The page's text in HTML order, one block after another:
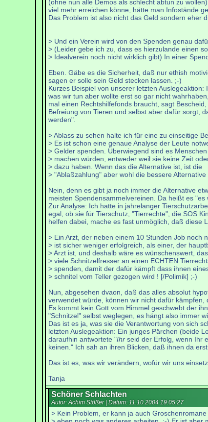
(ohne nun alle Demos als schlecht abtun zu
viel mehr erreichen könne, hätte man Infostände
Das Problem ist also nicht das Geld sondern eher
> Und ein Verein wird von den Spenden genau
> (Leider gebe ich zu, dass es hierzulande einen
> Idealverein noch nicht wirklich gibt) In einer
Eben. Gäbe es die Sicherheit, daß nur ethish
sagen er solle sein Geld stecken lassen. ;-)
Kurzes Beispiel von unserer letzten
was wir tun aber wollte erst so gar nicht
mal einen Rechtshilfefonds braucht, sagt
Befreiung von Tieren und selbst aber dafür sorgt,
werden".
> Ablass zu sehen halte ich für eine zu einseitige
> Es ist schon eine genaue Analyse der Leute
> Gelder spenden. Überwiegend sind es
> machen würden, entweder weil sie keine Zeit
> dazu haben. Wenn das die Alternative ist, ist die
> "Ablaßzahlung" aber wohl die bessere Alternative
Nein, denn es gibt ja noch immer die Alternative
meisten Spendensammelvereinen. Da heißt es
Zur Analyse: Ich hatte in jahrelanger
egal, ob sie für Tierschutz, "Tierrechte", die SOS
helfen dabei, mache es fast unmöglich, daß diese
> Ein Arzt, der neben einem 10 Stunden Job noch
> ist sicher weniger erfolgreich, als einer, der
> Arzt ist, und deshalb wäre es wünschenswert,
> viele Schnitzelfresser an einen ECHTEN
> spenden, damit der dafür kämpft dass ihnen
> schnitel vom Teller gezogen wird ! [/Polimik] ;-)
Nun, abgesehen dvaon, daß das alles absolut
verwendet würde, können wir nicht dafür
Es kommt kein Gott vom Himmel geschwebt der
"Schnitzel" selbst weglegen, es hängt also immer
Das ist es ja, was sie die Verantwortung von sich
letzten Auslegeaktion: Ein junges Pärchen (beide
daraufhin antwortete "Ihr seid der Erfolg, wenn Ihr
keinen." Ich sah an ihren Blicken, daß ihnen da
Das ist es, was wir verändern, wofür wir uns
Tanja
Schöner Schlachten
Autor: Achim Stößer | Datum: 11.10.2004 19:05:27
> Kein Problem, er kann ja auch